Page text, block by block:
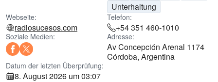
Unterhaltung
Webseite:
radiosucesos.com
Telefon:
+54 351 460-1010
Soziale Medien: Adresse:
Av Concepción Arenal 1174
Córdoba, Argentina
Datum der letzten Überprüfung:
8. August 2026 um 03:07